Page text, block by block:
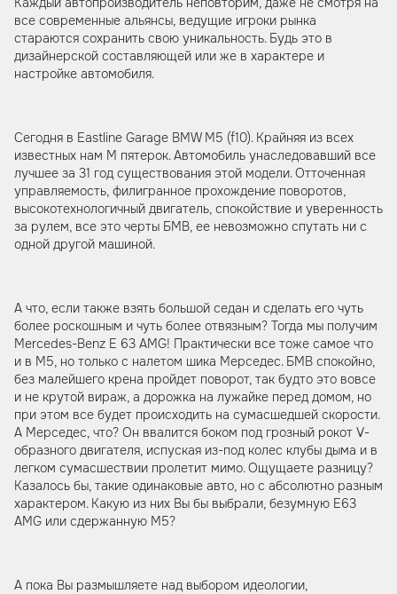
все современные альянсы, ведущие игроки рынка
стараются сохранить свою уникальность. Будь это в
дизайнерской составляющей или же в характере и
настройке автомобиля.
Сегодня в Eastline Garage BMW M5 (f10). Крайняя из всех
известных нам М пятерок. Автомобиль унаследовавший все
лучшее за 31 год существования этой модели. Отточенная
управляемость, филигранное прохождение поворотов,
высокотехнологичный двигатель, спокойствие и уверенность
за рулем, все это черты БМВ, ее невозможно спутать ни с
одной другой машиной.
А что, если также взять большой седан и сделать его чуть
более роскошным и чуть более отвязным? Тогда мы получим
Mercedes-Benz E 63 AMG! Практически все тоже самое что
и в М5, но только с налетом шика Мерседес. БМВ спокойно,
без малейшего крена пройдет поворот, так будто это вовсе
и не крутой вираж, а дорожка на лужайке перед домом, но
при этом все будет происходить на сумасшедшей скорости.
А Мерседес, что? Он ввалится боком под грозный рокот V-
образного двигателя, испуская из-под колес клубы дыма и в
легком сумасшествии пролетит мимо. Ощущаете разницу?
Казалось бы, такие одинаковые авто, но с абсолютно разным
характером. Какую из них Вы бы выбрали, безумную Е63
AMG или сдержанную М5?
А пока Вы размышляете над выбором идеологии,